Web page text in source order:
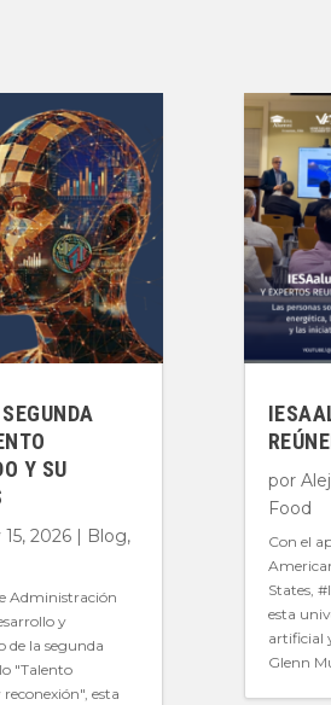
Y SU
15, 2026 | Blog,
Administración
y
de la segunda
"Talento
esta
por
Food
Con el
States,
esta
artificial
Glenn